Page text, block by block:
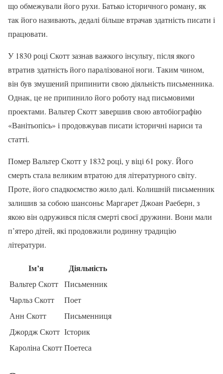
що обмежували його рухи. Батько історичного роману, як
так його називають, дедалі більше втрачав здатність писати і
працювати.
У 1830 році Скотт зазнав важкого інсульту, після якого
втратив здатність його паралізованої ноги. Таким чином,
він був змушений припинити свою діяльність письменника.
Однак, це не припинило його роботу над письмовими
проектами. Вальтер Скотт завершив свою автобіографію
«Ванітьопісь» і продовжував писати історичні нариси та
статті.
Помер Вальтер Скотт у 1832 році, у віці 61 року. Його
смерть стала великим втратою для літературного світу.
Проте, його спадкоємство жило далі. Колишній письменник
залишив за собою шансоньє Маргарет Джоан Раеберн, з
якою він одружився після смерті своєї дружини. Вони мали
п’ятеро дітей, які продовжили родинну традицію
літератури.
Ім’я Діяльність
Вальтер Скотт Письменник
Чарльз Скотт
Поет
Анн Скотт
Письменниця
Джордж Скотт Історик
Кароліна СкоттПоетеса